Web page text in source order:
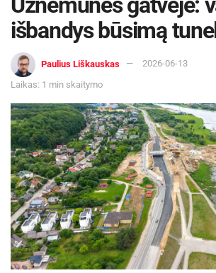
Šaltinis: Kauno miesto savivaldybė
Žymos: Kauno miesto savivaldybė
išbandys būsimą
Paulius Liškauskas
2026-06-13
Laikas: 1 min skaitymo